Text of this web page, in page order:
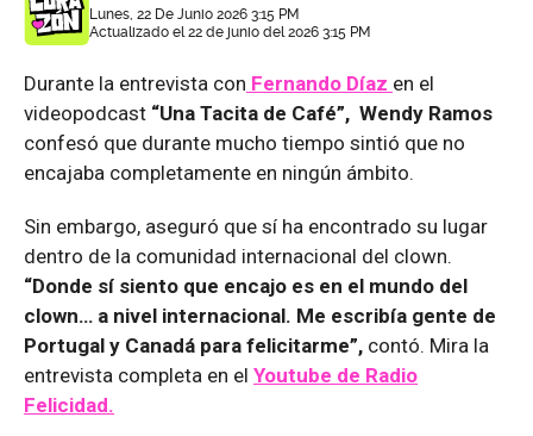
Lunes, 22 De Junio 2026 3:15 PM
Actualizado el 22 de junio del 2026 3:15 PM
Durante la entrevista con Fernando Díaz en el
videopodcast “Una Tacita de Café”, Wendy Ramos
confesó que durante mucho tiempo sintió que no
encajaba completamente en ningún ámbito.
Sin embargo, aseguró que sí ha encontrado su lugar
dentro de la comunidad internacional del clown.
“Donde sí siento que encajo es en el mundo del
clown… a nivel internacional. Me escribía gente de
Portugal y Canadá para felicitarme”, contó. Mira la
entrevista completa en el Youtube de Radio
Felicidad.